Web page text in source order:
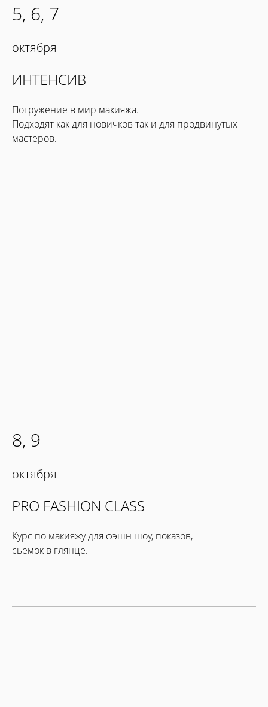
5, 6, 7
октября
ИНТЕНСИВ
Погружение в мир макияжа.
Подходят как для новичков так и для продвинутых
мастеров.
8, 9
октября
PRO FASHION CLASS
Курс по макияжу для фэшн шоу, показов,
сьемок в глянце.